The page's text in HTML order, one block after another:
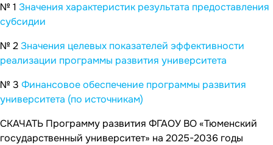
№ 1 Значения характеристик результата предоставления
субсидии
№ 2Значения целевых показателей эффективности
реализации программы развития университета
№ 3 Финансовое обеспечение программы развития
университета (по источникам)
СКАЧАТЬ Программу развития ФГАОУ ВО «Тюменский
государственный университет» на 2025-2036 годы